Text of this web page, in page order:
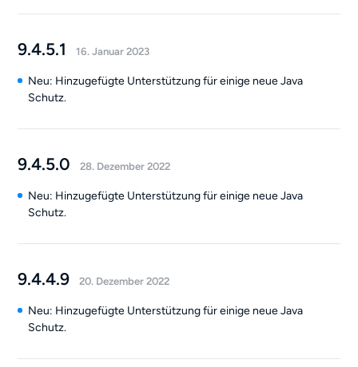
9.4.5.1 16. Januar 2023
Neu: Hinzugefügte Unterstützung für einige neue Java
Schutz.
9.4.5.0 28. Dezember 2022
Neu: Hinzugefügte Unterstützung für einige neue Java
Schutz.
9.4.4.9 20. Dezember 2022
Neu: Hinzugefügte Unterstützung für einige neue Java
Schutz.